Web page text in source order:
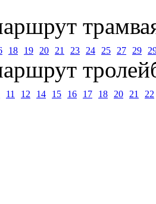
18 19 20 21 23 24 25 27 29
11 12 14 15 16 17 18 20 21 22